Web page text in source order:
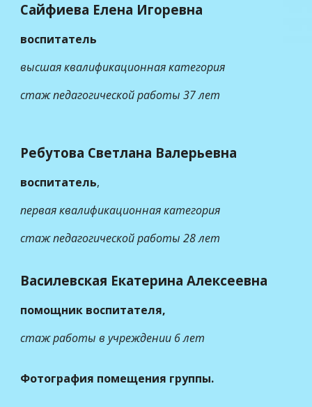
Сайфиева Елена Игоревна
воспитатель
высшаяквалификационная категория
стаж педагогической работы37 лет
Ребутова Светлана Валерьевна
воспитатель,
первая квалификационная категория
стаж педагогической работы 28 лет
Василевская Екатерина Алексеевна
помощник воспитателя,
стаж работы в учреждении 6 лет
Фотография помещения группы.